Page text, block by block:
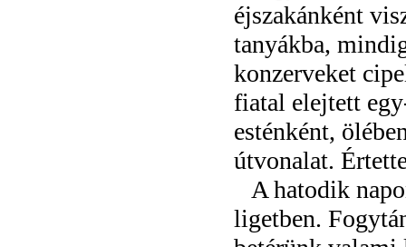
éjszakánként
tanyákba,
konzerveket
fiatal elejtett
esténként,
útvonalat.
A hatodik
ligetben.